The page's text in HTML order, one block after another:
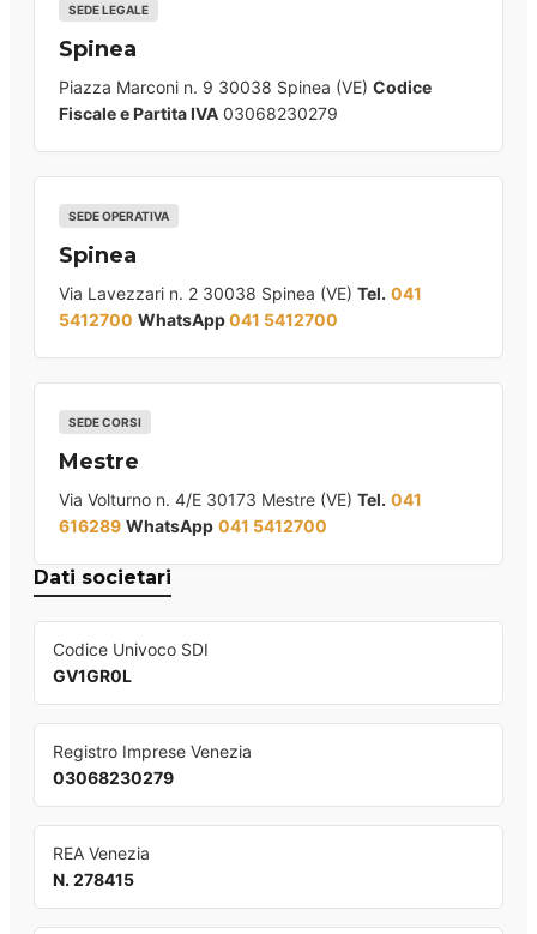
SEDE LEGALE
Spinea
Piazza Marconi n. 9 30038 Spinea (VE) Codice
Fiscale e Partita IVA 03068230279
SEDE OPERATIVA
Spinea
Via Lavezzari n. 2 30038 Spinea (VE) Tel. 041
5412700 WhatsApp041 5412700
SEDE CORSI
Mestre
Via Volturno n. 4/E 30173 Mestre (VE) Tel. 041
616289 WhatsApp 041 5412700
Dati societari
Codice Univoco SDI
GV1GR0L
Registro Imprese Venezia
03068230279
REA Venezia
N. 278415